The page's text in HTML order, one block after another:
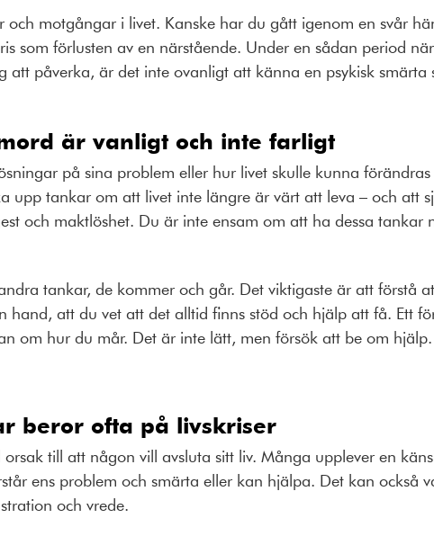
och motgångar i livet. Kanske har du gått igenom en svår
som förlusten av en närstående. Under en sådan period
att påverka, är det inte ovanligt att känna en psykisk smärta
är vanligt och inte farligt
på sina problem eller hur livet skulle kunna
upp tankar om att livet inte längre är värt att leva – och att
och maktlöshet. Du är inte ensam om att ha dessa tankar
tankar, de kommer och går. Det viktigaste är att förstå
hand, att du vet att det alltid finns stöd och hjälp att få. Ett
om hur du mår. Det är inte lätt, men försök att be om hjälp.
beror ofta på livskriser
till att någon vill avsluta sitt liv. Många upplever en
ens problem och smärta eller kan hjälpa. Det kan också
och vrede.